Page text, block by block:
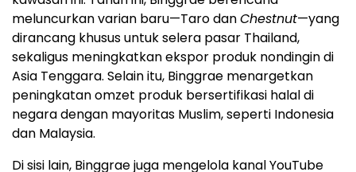
meluncurkan varian baru—Taro danChestnut—yang
dirancang khusus untuk selera pasar Thailand,
sekaligus meningkatkan ekspor produk nondingin di
Asia Tenggara. Selain itu, Binggrae menargetkan
peningkatan omzet produk bersertifikasi halal di
negara dengan mayoritas Muslim, seperti Indonesia
dan Malaysia.
Di sisi lain, Binggrae juga mengelola kanal YouTube